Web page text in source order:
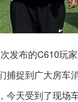
发布的C610玩
捉到广大房车
天受到了现场